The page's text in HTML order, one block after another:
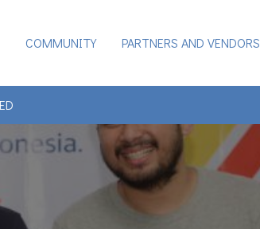
COMMUNITY PARTNERS AND VENDORS